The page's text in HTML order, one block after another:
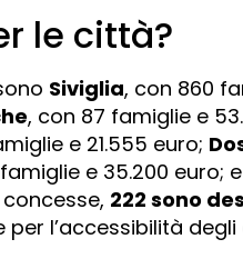
le città?
Siviglia, con 860
, con 87 famiglie e
e 21.555 euro;
e 35.200 euro; e
222 sono
l’accessibilità degli